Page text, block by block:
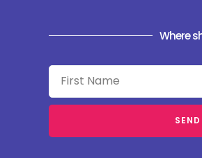
Where